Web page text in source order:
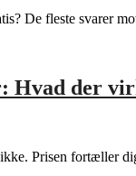
De fleste
Hvad der
Prisen